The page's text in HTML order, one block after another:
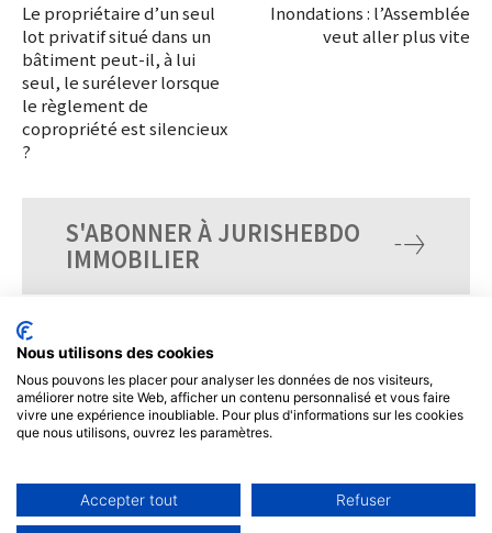
Le propriétaire d’un seul
lot privatif situé dans un
bâtiment peut-il, à lui
seul, le surélever lorsque
le règlement de
copropriété est silencieux
?
Inondations : l’Assemblée
veut aller plus vite
S'ABONNER À JURISHEBDO
IMMOBILIER
Nous utilisons des cookies
Nous pouvons les placer pour analyser les données de nos visiteurs,
améliorer notre site Web, afficher un contenu personnalisé et vous faire
vivre une expérience inoubliable. Pour plus d'informations sur les cookies
que nous utilisons, ouvrez les paramètres.
Accepter tout Refuser